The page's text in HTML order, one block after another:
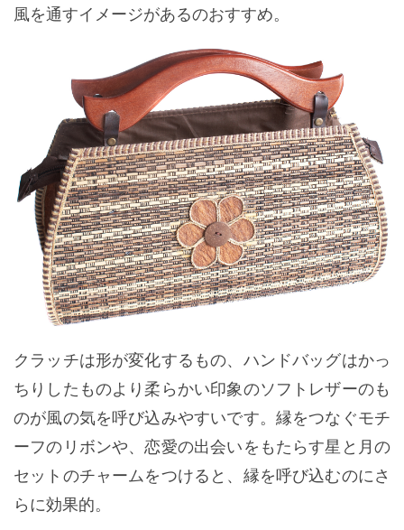
風を通すイメージがあるのおすすめ。
クラッチは形が変化するもの、ハンドバッグはかっ
ちりしたものより柔らかい印象のソフトレザーのも
のが風の気を呼び込みやすいです。縁をつなぐモチ
ーフのリボンや、恋愛の出会いをもたらす星と月の
セットのチャームをつけると、縁を呼び込むのにさ
らに効果的。